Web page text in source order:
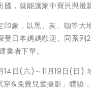
，就能讓家中寶貝與最
印象，以黑、灰、咖等
日本媽媽歡迎。同系列
業者下單。
14日(六)～11月19日(日
&免費兒童攝影」體驗